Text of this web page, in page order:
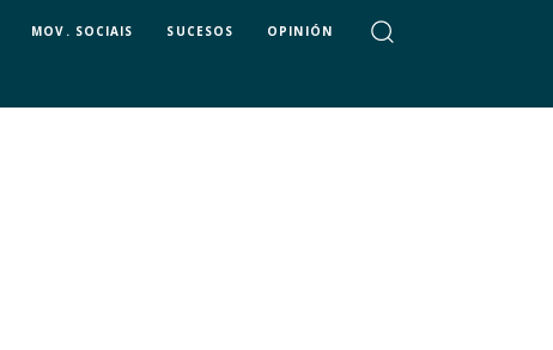
MOV. SOCIAIS SUCESOS OPINIÓN